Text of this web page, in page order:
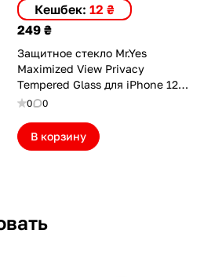
Кешбек:12 ₴
249 ₴
Защитное стекло Mr.Yes
Maximized View Privacy
Tempered Glass для iPhone 12
Pro Max (Упаковка конверт)
0 0
В корзину